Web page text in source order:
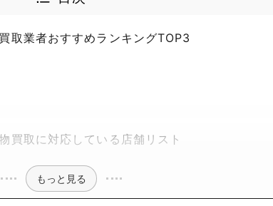
取業者おすすめランキングTOP3
買取に対応している店舗リスト
もっと見る